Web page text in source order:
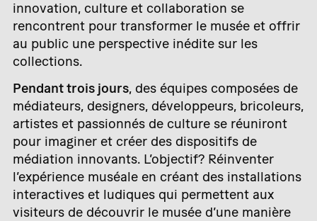
innovation, culture et collaboration se
rencontrent pour transformer le musée et offrir
au public une perspective inédite sur les
collections.
Pendant trois jours, des équipes composées de
médiateurs, designers, développeurs, bricoleurs,
artistes et passionnés de culture se réuniront
pour imaginer et créer des dispositifs de
médiation innovants. L’objectif? Réinventer
l’expérience muséale en créant des installations
interactives et ludiques qui permettent aux
visiteurs de découvrir le musée d’une manière